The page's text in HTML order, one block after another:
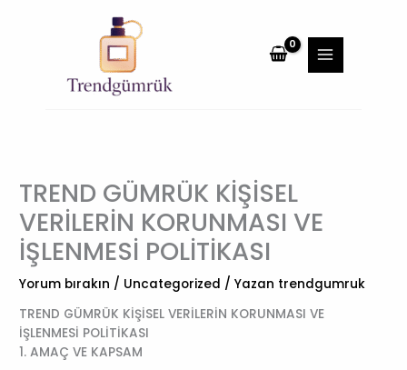
MENU
TREND GÜMRÜK KİŞİSEL
VERİLERİN KORUNMASI VE
İŞLENMESİ POLİTİKASI
Yorum bırakın / Uncategorized / Yazan trendgumruk
TREND GÜMRÜK KİŞİSEL VERİLERİN KORUNMASI VE
İŞLENMESİ POLİTİKASI
1. AMAÇ VE KAPSAM